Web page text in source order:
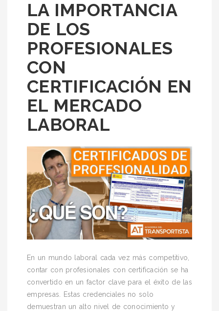
LA IMPORTANCIA
DE LOS
PROFESIONALES
CON
CERTIFICACIÓN EN
EL MERCADO
LABORAL
En un mundo laboral cada vez más competitivo,
contar con profesionales con certificación se ha
convertido en un factor clave para el éxito de las
empresas. Estas credenciales no solo
demuestran un alto nivel de conocimiento y